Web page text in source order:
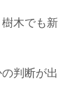
木でも新
判断が出